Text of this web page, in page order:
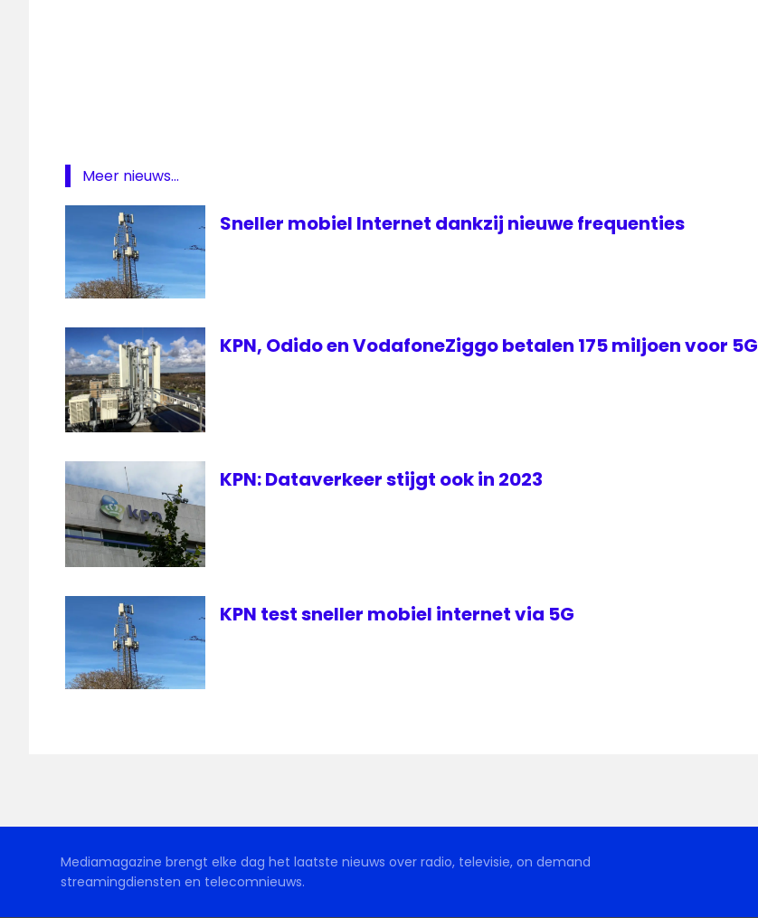
dekking
Endemol
Instagram
WNL
Meer nieuws...
Sneller mobiel Internet dankzij nieuwe frequenties
KPN, Odido en VodafoneZiggo betalen 175 miljoen voor 5G
KPN: Dataverkeer stijgt ook in 2023
KPN test sneller mobiel internet via 5G
Mediamagazine brengt elke dag het laatste nieuws over radio, televisie, on demand
streamingdiensten en telecomnieuws.